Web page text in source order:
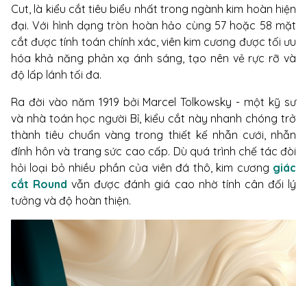
Cut, là kiểu cắt tiêu biểu nhất trong ngành kim hoàn hiện
đại. Với hình dạng tròn hoàn hảo cùng 57 hoặc 58 mặt
cắt được tính toán chính xác, viên kim cương được tối ưu
hóa khả năng phản xạ ánh sáng, tạo nên vẻ rực rỡ và
độ lấp lánh tối đa.
Ra đời vào năm 1919 bởi Marcel Tolkowsky - một kỹ sư
và nhà toán học người Bỉ, kiểu cắt này nhanh chóng trở
thành tiêu chuẩn vàng trong thiết kế nhẫn cưới, nhẫn
đính hôn và trang sức cao cấp. Dù quá trình chế tác đòi
hỏi loại bỏ nhiều phần của viên đá thô, kim cương giác
cắt Round vẫn được đánh giá cao nhờ tính cân đối lý
tưởng và độ hoàn thiện.